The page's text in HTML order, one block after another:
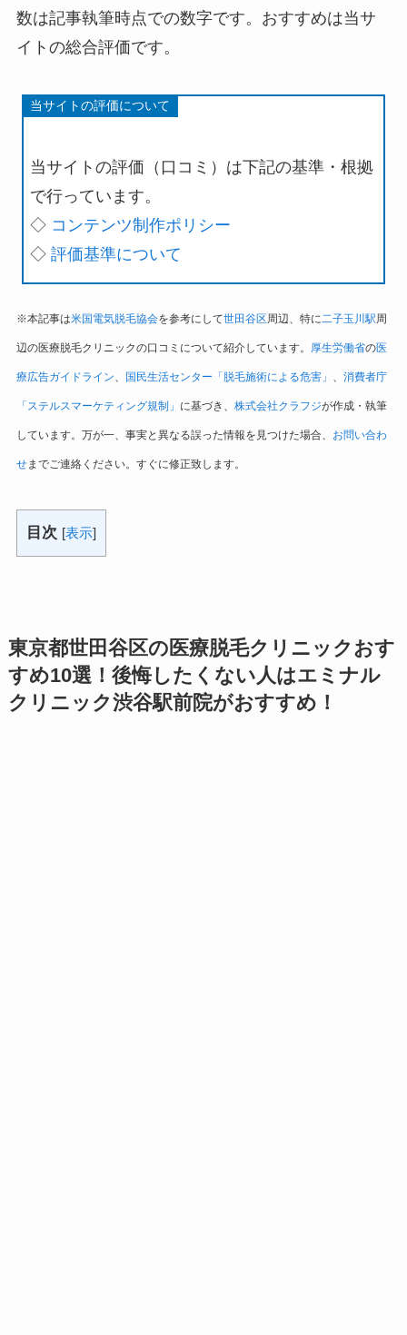
数は記事執筆時点での数字です。おすすめは当サ
イトの総合評価です。
当サイトの評価について
当サイトの評価（口コミ）は下記の基準・根拠
で行っています。
◇ コンテンツ制作ポリシー
◇評価基準について
※本記事は米国電気脱毛協会を参考にして世田谷区周辺、特に二子玉川駅周
辺の医療脱毛クリニックの口コミについて紹介しています。 厚生労働省の医
療広告ガイドライン 国民生活センター「脱毛施術による危害」 消費者庁
「ステルスマーケティング規制」 に基づき、 株式会社クラフジが作成・執筆
しています。万が一、事実と異なる誤った情報を見つけた場合、 お問い合わ
せまでご連絡ください。すぐに修正致します。
目次 [表示]
東京都世田谷区の医療脱毛クリニックおす
すめ10選！後悔したくない人はエミナル
クリニック渋谷駅前院がおすすめ！